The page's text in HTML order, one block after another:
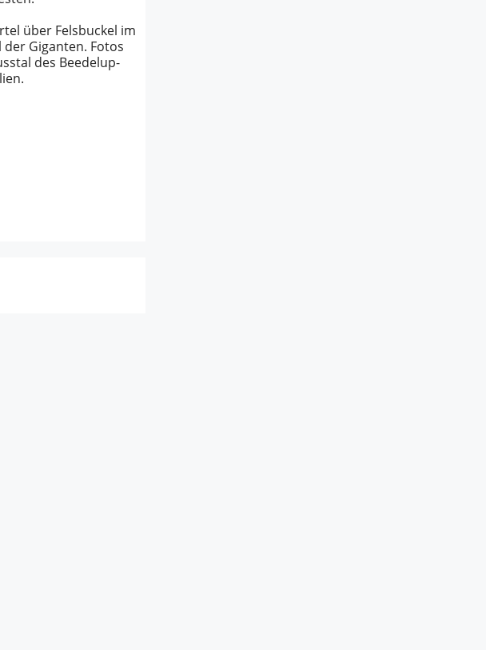
über Felsbuckel im
Giganten. Fotos
des Beedelup-